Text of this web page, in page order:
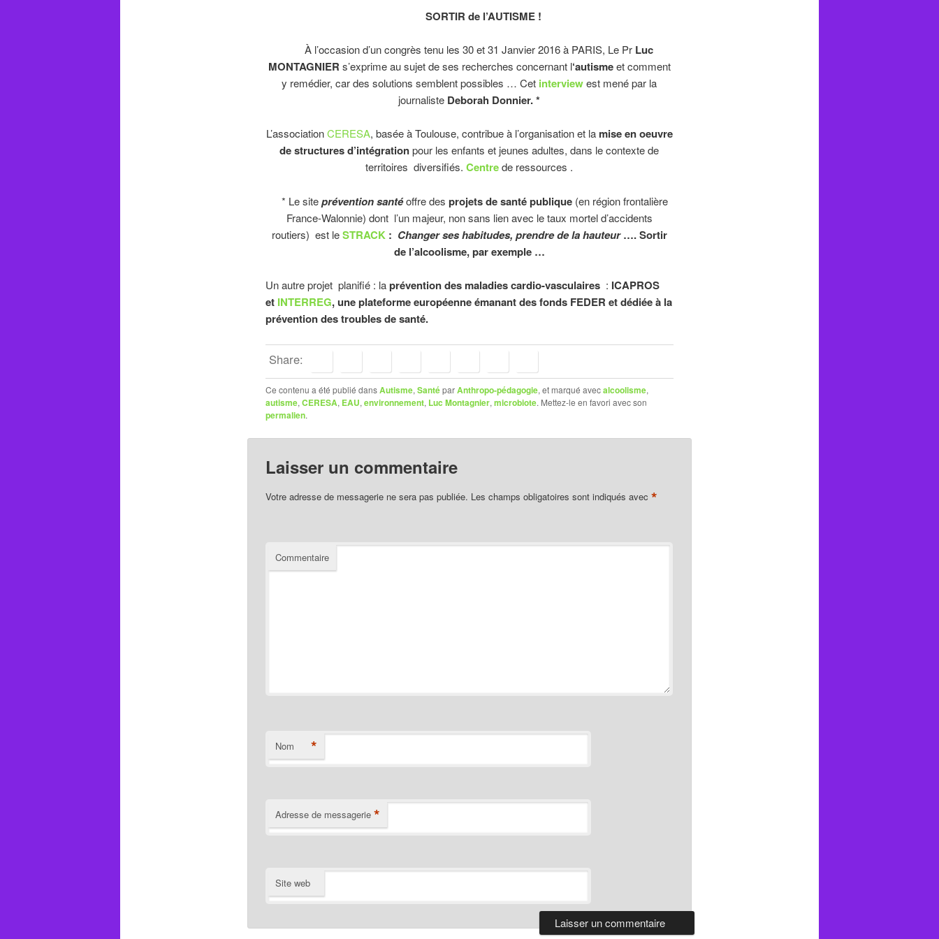
SORTIR de l’AUTISME !
À l’occasion d’un congrès tenu les 30 et 31 Janvier 2016 à PARIS, Le Pr Luc
MONTAGNIER s’exprime au sujet de ses recherches concernant l‘autismeet comment
y remédier, car des solutions semblent possibles … Cet interview est mené par la
journaliste Deborah Donnier. *
L’associationCERESA, basée à Toulouse, contribue à l’organisation et la mise en oeuvre
de structures d’intégrationpour les enfants et jeunes adultes, dans le contexte de
territoires diversifiés.Centre de ressources .
* Le siteprévention santéoffre desprojets de santé publique (en région frontalière
France-Walonnie) dont l’un majeur, non sans lien avec le taux mortel d’accidents
routiers) est leSTRACK : Changer ses habitudes, prendre de la hauteur…. Sortir
de l’alcoolisme, par exemple …
Un autre projet planifié : laprévention des maladies cardio-vasculaires : ICAPROS
et INTERREG, une plateforme européenne émanant des fonds FEDER et dédiée à la
prévention des troubles de santé.
Share:
Ce contenu a été publié dansAutisme, SantéparAnthropo-pédagogie, et marqué avecalcoolisme,
autisme, CERESA, EAU, environnement, Luc Montagnier, microbiote. Mettez-le en favori avec son
permalien.
Laisser un commentaire
Votre adresse de messagerie ne sera pas publiée. Les champs obligatoires sont indiqués avec *
Commentaire
Nom *
Adresse de messagerie *
Site web